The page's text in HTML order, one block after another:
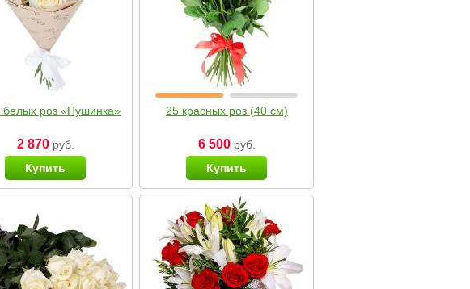
белых роз «Пушинка»
2 870руб.
Купить
25 красных роз (40 см)
6 500руб.
Купить